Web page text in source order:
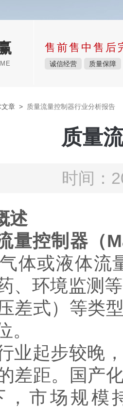
售前售中售后
诚信经营 质量保障
文章 > 质量流量控制器行业分析报告
质量
时间：
述
控制器（
体或液体流
、环境监测
差式）等类
。
业起步较晚
差距。国产
，市场规模